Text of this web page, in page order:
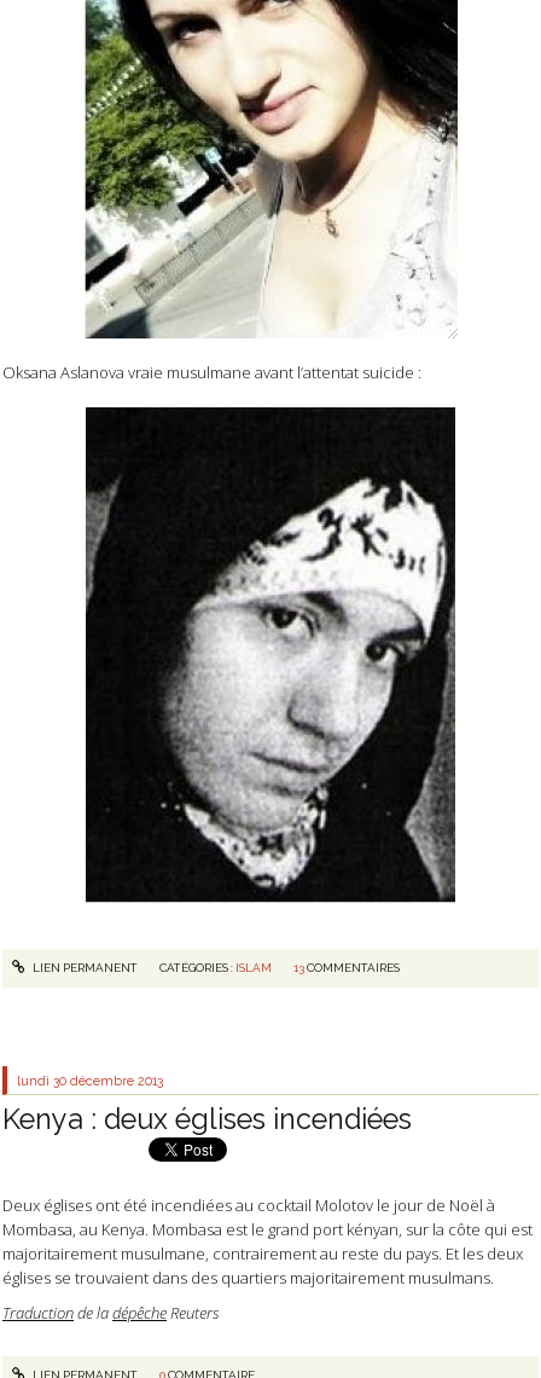
Oksana Aslanova vraie musulmane avant l’attentat suicide :
LIEN PERMANENT CATÉGORIES : ISLAM 13COMMENTAIRES
lundi 30 décembre 2013
Kenya : deux églises incendiées
Deux églises ont été incendiées au cocktail Molotov le jour de Noël à
Mombasa, au Kenya. Mombasa est le grand port kényan, sur la côte qui est
majoritairement musulmane, contrairement au reste du pays. Et les deux
églises se trouvaient dans des quartiers majoritairement musulmans.
Traductionde ladépêche Reuters
LIEN PERMANENT 0COMMENTAIRE